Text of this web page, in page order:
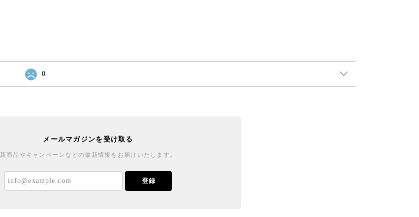
0
メールマガジンを受け取る
新商品やキャンペーンなどの最新情報をお届けいたします。
登録